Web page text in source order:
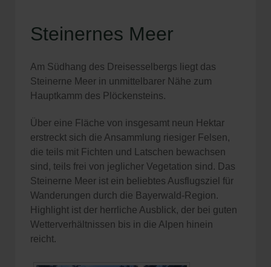
Steinernes Meer
Am Südhang des Dreisesselbergs liegt das
Steinerne Meer in unmittelbarer Nähe zum
Hauptkamm des Plöckensteins.
Über eine Fläche von insgesamt neun Hektar
erstreckt sich die Ansammlung riesiger Felsen,
die teils mit Fichten und Latschen bewachsen
sind, teils frei von jeglicher Vegetation sind. Das
Steinerne Meer ist ein beliebtes Ausflugsziel für
Wanderungen durch die Bayerwald-Region.
Highlight ist der herrliche Ausblick, der bei guten
Wetterverhältnissen bis in die Alpen hinein
reicht.